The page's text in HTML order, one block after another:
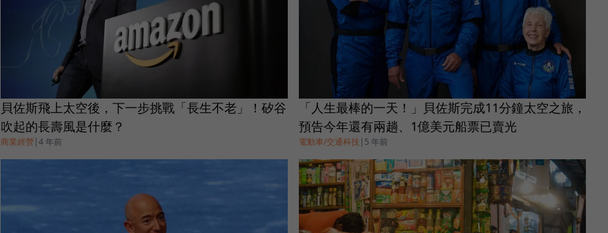
貝佐斯飛上太空後，下一步挑戰「長生不老」！矽谷
吹起的長壽風是什麼？
商業經營|4 年前
「人生最棒的一天！」貝佐斯完成11分鐘太空之旅，
預告今年還有兩趟、1億美元船票已賣光
電動車/交通科技 | 5 年前